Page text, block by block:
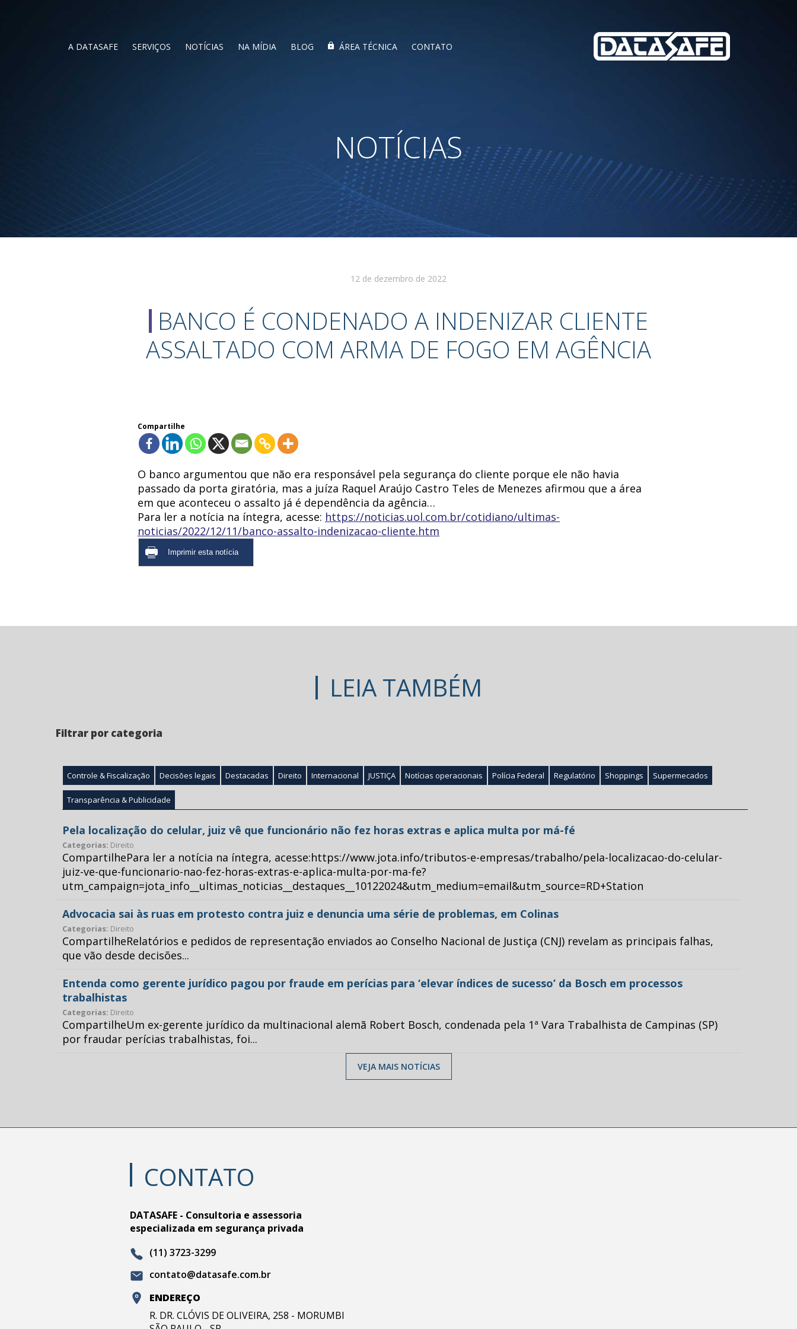
A DATASAFE SERVIÇOS NOTÍCIAS NA MÍDIA BLOG ÁREA TÉCNICA CONTATO
NOTÍCIAS
12 de dezembro de 2022
BANCO É CONDENADO A INDENIZAR CLIENTE
ASSALTADO COM ARMA DE FOGO EM AGÊNCIA
Compartilhe
O banco argumentou que não era responsável pela segurança do cliente porque ele não havia
passado da porta giratória, mas a juíza Raquel Araújo Castro Teles de Menezes afirmou que a área
em que aconteceu o assalto já é dependência da agência…
Para ler a notícia na íntegra, acesse: https://noticias.uol.com.br/cotidiano/ultimas-
noticias/2022/12/11/banco-assalto-indenizacao-cliente.htm
LEIA TAMBÉM
Filtrar por categoria
Controle & Fiscalização Decisões legais Destacadas Direito Internacional JUSTIÇA Notícias operacionais Polícia Federal Regulatório Shoppings Supermecados
Transparência & Publicidade
Pela localização do celular, juiz vê que funcionário não fez horas extras e aplica multa por má-fé
Categorias: Direito
CompartilhePara ler a notícia na íntegra, acesse:https://www.jota.info/tributos-e-empresas/trabalho/pela-localizacao-do-celular-
juiz-ve-que-funcionario-nao-fez-horas-extras-e-aplica-multa-por-ma-fe?
utm_campaign=jota_info__ultimas_noticias__destaques__10122024&utm_medium=email&utm_source=RD+Station
Advocacia sai às ruas em protesto contra juiz e denuncia uma série de problemas, em Colinas
Categorias: Direito
CompartilheRelatórios e pedidos de representação enviados ao Conselho Nacional de Justiça (CNJ) revelam as principais falhas,
que vão desde decisões...
Entenda como gerente jurídico pagou por fraude em perícias para ‘elevar índices de sucesso’ da Bosch em processos
trabalhistas
Categorias: Direito
CompartilheUm ex-gerente jurídico da multinacional alemã Robert Bosch, condenada pela 1ª Vara Trabalhista de Campinas (SP)
por fraudar perícias trabalhistas, foi...
VEJA MAIS NOTÍCIAS
CONTATO
DATASAFE - Consultoria e assessoria
especializada em segurança privada
(11) 3723-3299
contato@datasafe.com.br
ENDEREÇO
R. DR. CLÓVIS DE OLIVEIRA, 258 - MORUMBI